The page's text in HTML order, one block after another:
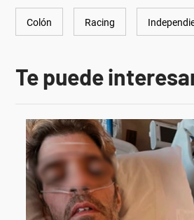
Colón Racing
Te puede